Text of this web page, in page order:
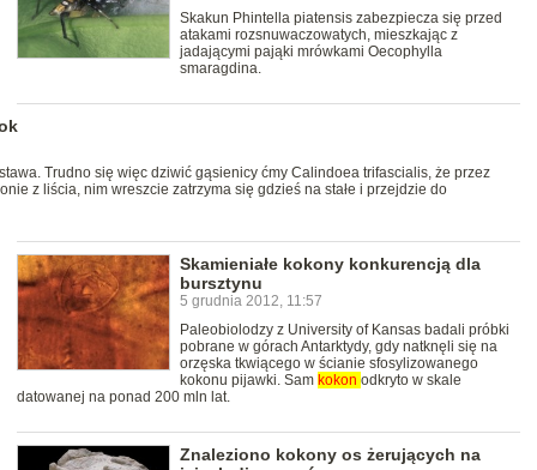
Skakun Phintella piatensis zabezpiecza się przed
atakami rozsnuwaczowatych, mieszkając z
jadającymi pająki mrówkami Oecophylla
smaragdina.
Trudno się więc dziwić gąsienicy ćmy Calindoea trifascialis, że przez
z liścia, nim wreszcie zatrzyma się gdzieś na stałe i przejdzie do
Skamieniałe kokony konkurencją dla
bursztynu
5 grudnia 2012, 11:57
Paleobiolodzy z University of Kansas badali próbki
pobrane w górach Antarktydy, gdy natknęli się na
orzęska tkwiącego w ścianie sfosylizowanego
kokonu pijawki. Sam kokon odkryto w skale
datowanej na ponad 200 mln lat.
Znaleziono kokony os żerujących na